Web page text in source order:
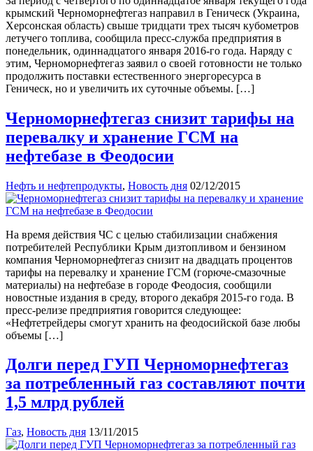
крымский Черноморнефтегаз направил в Геническ (Украина,
Херсонская область) свыше тридцати трех тысяч кубометров
летучего топлива, сообщила пресс-служба предприятия в
понедельник, одиннадцатого января 2016-го года. Наряду с
этим, Черноморнефтегаз заявил о своей готовности не только
продолжить поставки естественного энергоресурса в
Геническ, но и увеличить их суточные объемы. […]
Черноморнефтегаз снизит тарифы на
перевалку и хранение ГСМ на
нефтебазе в Феодосии
Нефть и нефтепродукты, Новость дня 02/12/2015
На время действия ЧС с целью стабилизации снабжения
потребителей Республики Крым дизтопливом и бензином
компания Черноморнефтегаз снизит на двадцать процентов
тарифы на перевалку и хранение ГСМ (горюче-смазочные
материалы) на нефтебазе в городе Феодосия, сообщили
новостные издания в среду, второго декабря 2015-го года. В
пресс-релизе предприятия говорится следующее:
«Нефтетрейдеры смогут хранить на феодосийской базе любы
объемы […]
Долги перед ГУП Черноморнефтегаз
за потребленный газ составляют почти
1,5 млрд рублей
Газ, Новость дня 13/11/2015